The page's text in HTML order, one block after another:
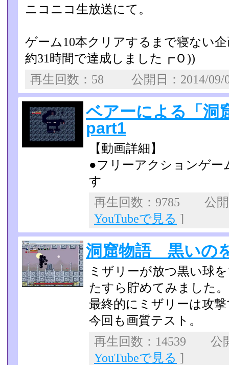
ニコニコ生放送にて。
ゲーム10本クリアするまで寝ない
約31時間で達成しました┏Ｏ))
再生回数：58 公開日：2014/
ベアーによる「洞
part1
【動画詳細】
●フリーアクションゲー
す
再生回数：9785 公
YouTubeで見る ]
洞窟物語 黒いの
ミザリーが放つ黒い球
たすら貯めてみました。
最終的にミザリーは攻
今回も画質テスト。
再生回数：14539 公
YouTubeで見る ]